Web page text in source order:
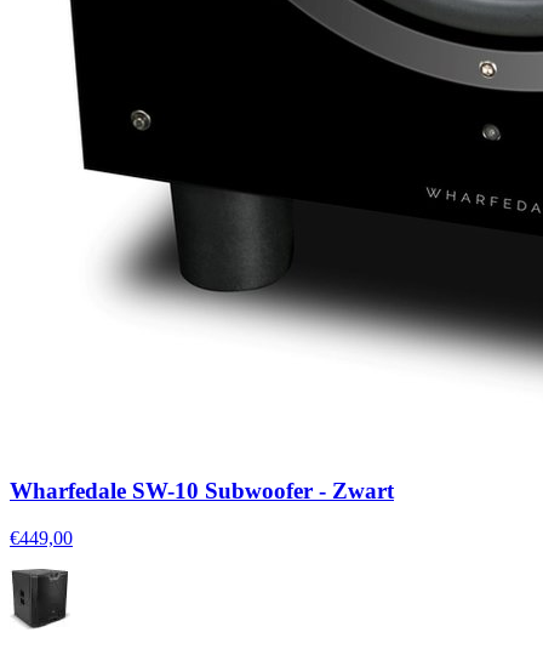
Wharfedale SW-10 Subwoofer - Zwart
€449,00